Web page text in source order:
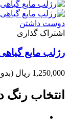
دوست داشتن
اشتراک گذاری
رژلب مایع
1,250,000 ریال
انتخاب رنگ